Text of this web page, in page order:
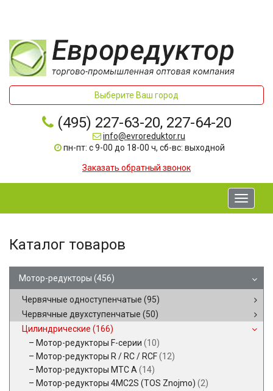
Выберите Ваш город
(495) 227-63-20, 227-64-20
info@evroreduktor.ru
пн-пт: с 9-00 до 18-00 ч, сб-вс: выходной
Заказать обратный звонок
Toggle
Каталог товаров
Мотор-редукторы (456)
Червячные одноступенчатые (95)
Червячные двухступенчатые (50)
Цилиндрические (166)
Мотор-редукторы F-серии (10)
Мотор-редукторы R / RC / RCF(12)
Мотор-редукторы MTC A (14)
Мотор-редукторы 4MC2S (TOS Znojmo) (2)